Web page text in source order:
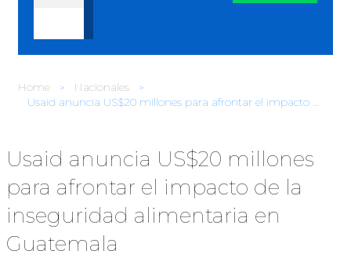
Home
Nacionales
Usaid anuncia US$20 millones para afrontar el impacto de la inseguridad alimentaria en Guatemala
Usaid anuncia US$20 millones
para afrontar el impacto de la
inseguridad alimentaria en
Guatemala